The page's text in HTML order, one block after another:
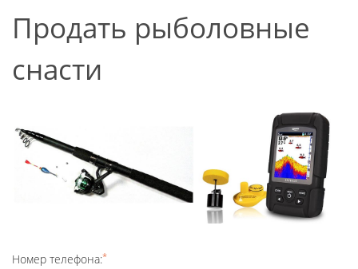
Продать рыболовные
снасти
Номер телефона:*